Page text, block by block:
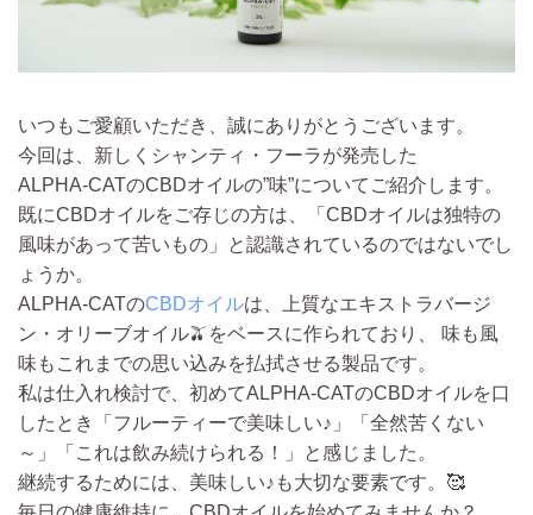
いつもご愛顧いただき、誠にありがとうございます。
今回は、新しくシャンティ・フーラが発売した
ALPHA‑CATのCBDオイルの”味”についてご紹介します。
既にCBDオイルをご存じの方は、「CBDオイルは独特の
風味があって苦いもの」と認識されているのではないでし
ょうか。
ALPHA‑CATのCBDオイルは、上質なエキストラバージ
ン・オリーブオイル🫒をベースに作られており、 味も風
味もこれまでの思い込みを払拭させる製品です。
私は仕入れ検討で、初めてALPHA‑CATのCBDオイルを口
したとき「フルーティーで美味しい♪」「全然苦くない
～」「これは飲み続けられる！」と感じました。
継続するためには、美味しい♪も大切な要素です。🥰